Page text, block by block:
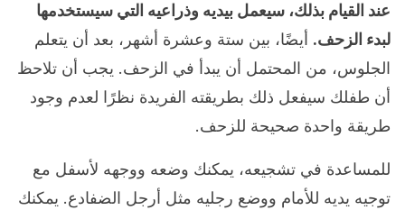
عند القيام بذلك، سيعمل بيديه وذراعيه التي سيستخدمها
لبدء الزحف. أيضًا، بين ستة وعشرة أشهر، بعد أن يتعلم
الجلوس، من المحتمل أن يبدأ في الزحف. يجب أن تلاحظ
أن طفلك سيفعل ذلك بطريقته الفريدة نظرًا لعدم وجود
طريقة واحدة صحيحة للزحف.
للمساعدة في تشجيعه، يمكنك وضعه ووجهه لأسفل مع
توجيه يديه للأمام ووضع رجليه مثل أرجل الضفادع. يمكنك